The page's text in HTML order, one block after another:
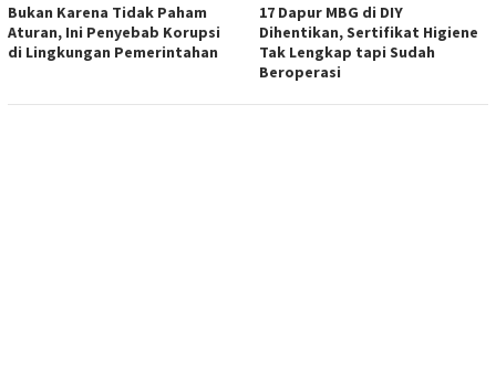
Bukan Karena Tidak Paham
Aturan, Ini Penyebab Korupsi
di Lingkungan Pemerintahan
17 Dapur MBG di DIY
Dihentikan, Sertifikat Higiene
Tak Lengkap tapi Sudah
Beroperasi